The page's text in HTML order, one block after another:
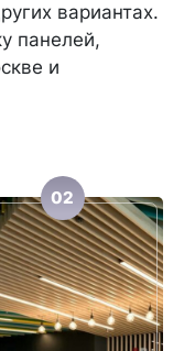
вариантах.
панелей,
и
02